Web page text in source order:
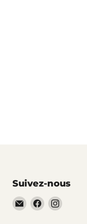
Suivez-nous
Email
TECLAB
Trouvez-
nous
Trouvez-